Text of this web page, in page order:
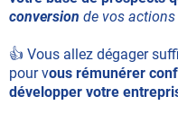
conversion de vos
👍 Vous allez dégager
pour vous rémunérer
développer votre